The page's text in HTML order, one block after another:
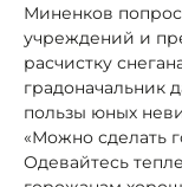
Миненков
учреждений и
расчистку
градоначальник
пользы юных
«Можно сделать
Одевайтесь